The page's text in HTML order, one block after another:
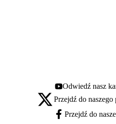
Youtube - otwiera się w
Odwiedź nasz
X - otwiera się w nowej karcie
Przejdź do
Facebook - otwiera się w
Przejdź do